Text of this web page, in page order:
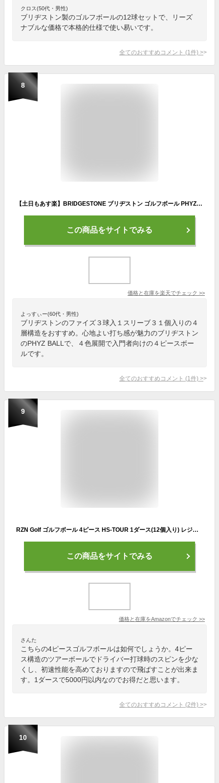
クロス(50代・男性)
ブリヂストン製のゴルフボールの12球セットで、リーズ
ナブルな価格で本格的仕様で使い易いです。
全てのおすすめコメント (1 件) >
8
【土日もあす楽】BRIDGESTONE ブリヂストン ゴルフボール PHYZ ファイズ 3球入 1スリーブ 3個入り 4層構造 日本製 2019モデル ホワイト パールピンク イエロー パールグリーン
この商品をサイトでみる
価格と在庫を楽天でチェック >>
よっすぃー(60代・男性)
ブリヂストンのファイズ３球入１スリーブ３１個入りの４
層構造をおすすめ。心地よい打ち感が魅力のブリヂストン
のPHYZ BALLで、４色展開で入門者向けの４ピースボー
ルです。
全てのおすすめコメント (1 件) >
9
RZN Golf ゴルフボール 4ピース HS-TOUR 1ダース(12個入り) レジンゴルフ 日本正規流通品
この商品をサイトでみる
価格と在庫をAmazonでチェック >>
さんた
こちらの4ピースゴルフボールは如何でしょうか。4ピー
ス構造のツアーボールでドライバー打球時のスピンを少な
くし、初速性能を高めておりますので飛ばすことが出来ま
す。1ダースで5000円以内なのでお得だと思います。
全てのおすすめコメント (2件) >
10